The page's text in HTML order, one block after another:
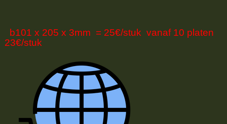
b101 x 205 x 3mm = 25€/stuk vanaf 10 platen
23€/stuk